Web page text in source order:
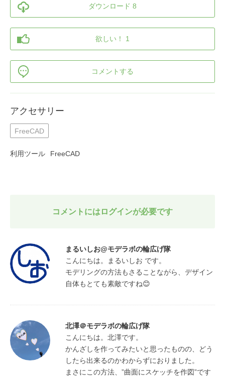
ダウンロード 8
欲しい！ 1
コメントする
アクセサリー
FreeCAD
利用ツール FreeCAD
コメントにはログインが必要です
まるいしお@モデラボの輪広げ隊
こんにちは。まるいしお です。
モデリングの方法もさることながら、デザイン
自体もとても素敵ですね😊
北澤＠モデラボの輪広げ隊
こんにちは。北澤です。
かんざしを作ってみたいと思ったものの、どう
したら出来るのかわからずにおりました。
まさにこの方法、”曲面にスケッチを作図”です